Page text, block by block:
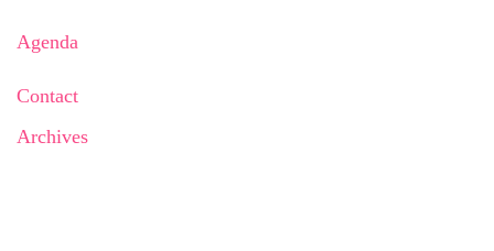
Agenda
Contact
Archives